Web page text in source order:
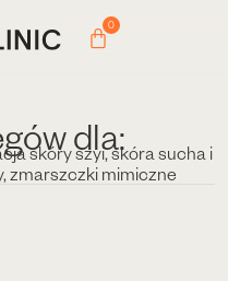
0
dla:
skóry szyi,skóra sucha i
,zmarszczki mimiczne